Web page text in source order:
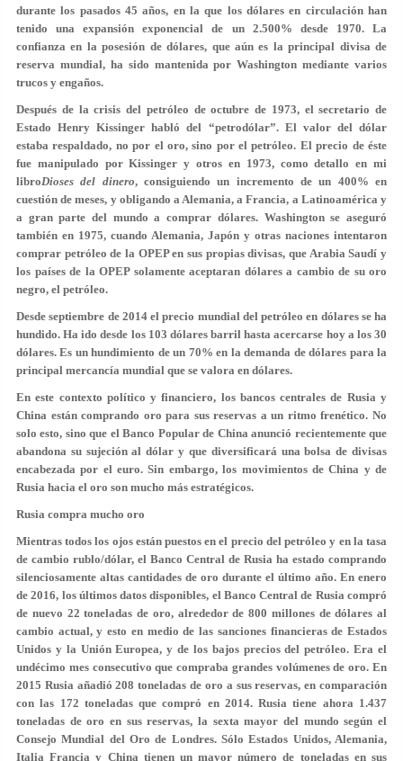
durante los pasados 45 años, en la que los dólares en circulación han
tenido una expansión exponencial de un 2.500% desde 1970. La
confianza en la posesión de dólares, que aún es la principal divisa de
reserva mundial, ha sido mantenida por Washington mediante varios
trucos y engaños.
Después de la crisis del petróleo de octubre de 1973, el secretario de
Estado Henry Kissinger habló del “petrodólar”. El valor del dólar
estaba respaldado, no por el oro, sino por el petróleo. El precio de éste
fue manipulado por Kissinger y otros en 1973, como detallo en mi
libroDioses del dinero, consiguiendo un incremento de un 400% en
cuestión de meses, y obligando a Alemania, a Francia, a Latinoamérica y
a gran parte del mundo a comprar dólares. Washington se aseguró
también en 1975, cuando Alemania, Japón y otras naciones intentaron
comprar petróleo de la OPEP en sus propias divisas, que Arabia Saudí y
los países de la OPEP solamente aceptaran dólares a cambio de su oro
negro, el petróleo.
Desde septiembre de 2014 el precio mundial del petróleo en dólares se ha
hundido. Ha ido desde los 103 dólares barril hasta acercarse hoy a los 30
dólares. Es un hundimiento de un 70% en la demanda de dólares para la
principal mercancía mundial que se valora en dólares.
En este contexto político y financiero, los bancos centrales de Rusia y
China están comprando oro para sus reservas a un ritmo frenético. No
solo esto, sino que el Banco Popular de China anunció recientemente que
abandona su sujeción al dólar y que diversificará una bolsa de divisas
encabezada por el euro. Sin embargo, los movimientos de China y de
Rusia hacia el oro son mucho más estratégicos.
Rusia compra mucho oro
Mientras todos los ojos están puestos en el precio del petróleo y en la tasa
de cambio rublo/dólar, el Banco Central de Rusia ha estado comprando
silenciosamente altas cantidades de oro durante el último año. En enero
de 2016, los últimos datos disponibles, el Banco Central de Rusia compró
de nuevo 22 toneladas de oro, alrededor de 800 millones de dólares al
cambio actual, y esto en medio de las sanciones financieras de Estados
Unidos y la Unión Europea, y de los bajos precios del petróleo. Era el
undécimo mes consecutivo que compraba grandes volúmenes de oro. En
2015 Rusia añadió 208 toneladas de oro a sus reservas, en comparación
con las 172 toneladas que compró en 2014. Rusia tiene ahora 1.437
toneladas de oro en sus reservas, la sexta mayor del mundo según el
Consejo Mundial del Oro de Londres. Sólo Estados Unidos, Alemania,
Italia Francia y China tienen un mayor número de toneladas en sus